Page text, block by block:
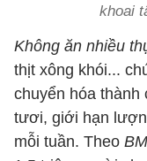
khoai
Không ăn nhiều
thịt xông khói...
chuyển hóa thành
tươi, giới hạn
mỗi tuần. Theo